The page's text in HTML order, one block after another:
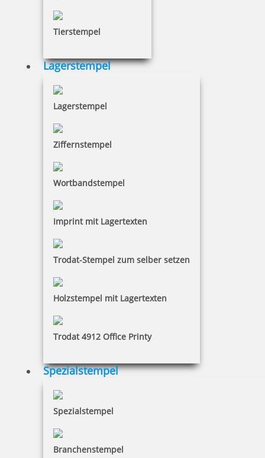
Tierstempel
Lagerstempel
Lagerstempel
Ziffernstempel
Wortbandstempel
Imprint mit Lagertexten
Trodat-Stempel zum selber setzen
Holzstempel mit Lagertexten
Trodat 4912 Office Printy
Spezialstempel
Spezialstempel
Branchenstempel